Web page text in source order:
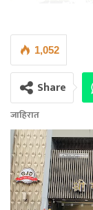
1,052
Share
जाहिरात